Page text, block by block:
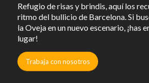
Refugio de risas y brindis, aquí los
ritmo del bullicio de Barcelona. Si
la Oveja en un nuevo escenario, ¡has
lugar!
Trabaja con nosotros